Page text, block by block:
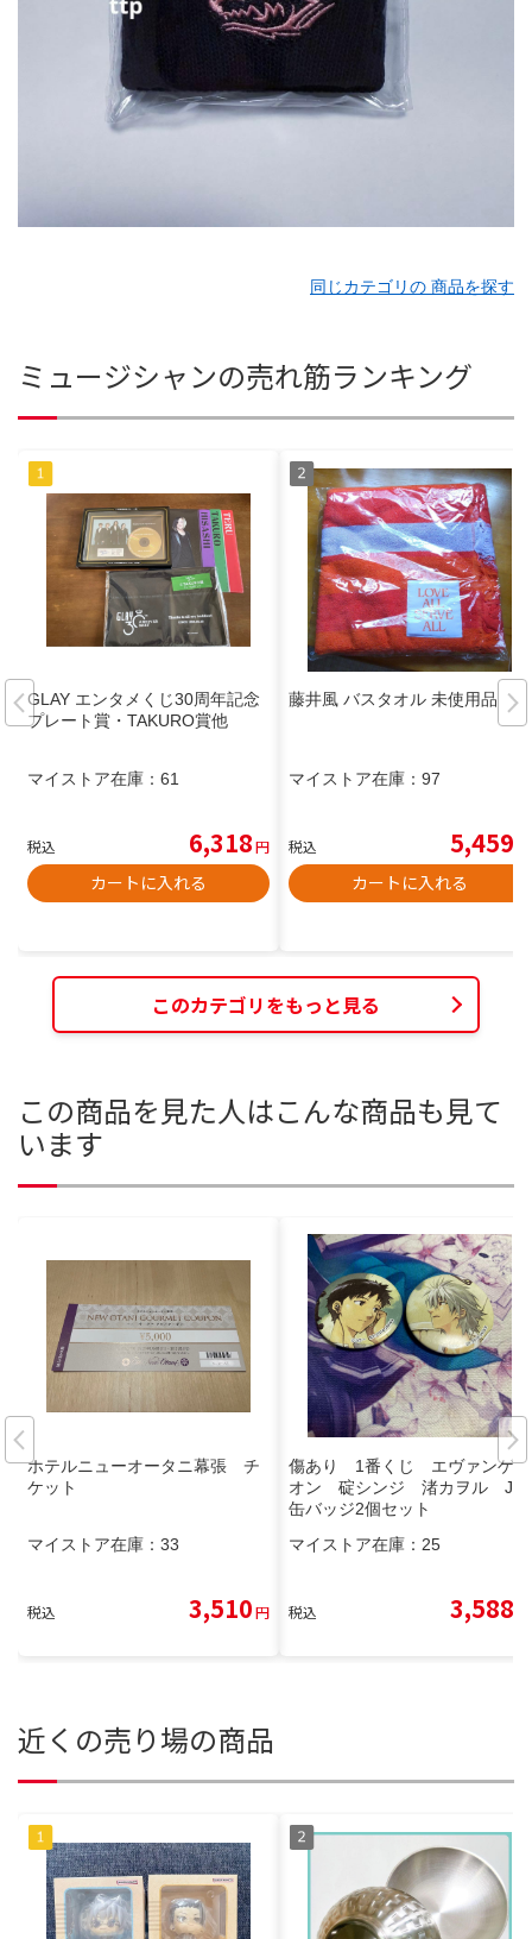
同じカテゴリの 商品を探す
ミュージシャンの売れ筋ランキング
GLAY エンタメくじ30周年記念
プレート賞・TAKURO賞他
マイストア在庫： 61
税込 6,318円
カートに入れる
藤井風 バスタオル 未使用品
マイストア在庫： 97
税込 5,459
カートに入れる
このカテゴリをもっと見る
この商品を見た人はこんな商品も見て
います
ホテルニューオータニ幕張 チ
ケット
マイストア在庫： 33
税込 3,510円
傷あり 1番くじ エヴァンゲリ
オン 碇シンジ 渚カヲル J賞
缶バッジ2個セット
マイストア在庫： 25
税込 3,588
近くの売り場の商品